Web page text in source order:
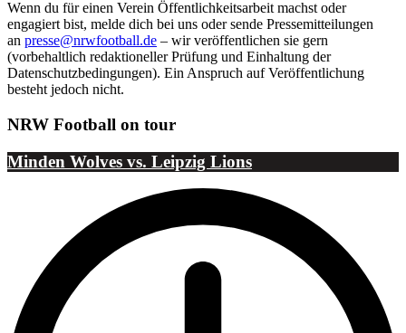
Wenn du für einen Verein Öffentlichkeitsarbeit machst oder
engagiert bist, melde dich bei uns oder sende Pressemitteilungen
an presse@nrwfootball.de – wir veröffentlichen sie gern
(vorbehaltlich redaktioneller Prüfung und Einhaltung der
Datenschutzbedingungen). Ein Anspruch auf Veröffentlichung
besteht jedoch nicht.
NRW Football on tour
Minden Wolves vs. Leipzig Lions